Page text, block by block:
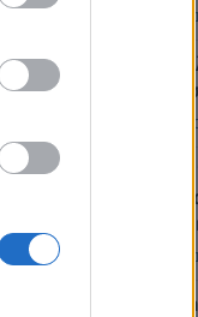
05/08/2026 -
SpaceX:
05/08/2026 -
Στα 10
του
05/08/2026 -
Alpha